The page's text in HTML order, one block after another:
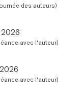
des auteurs)
avec l'auteur)
avec l'auteur)